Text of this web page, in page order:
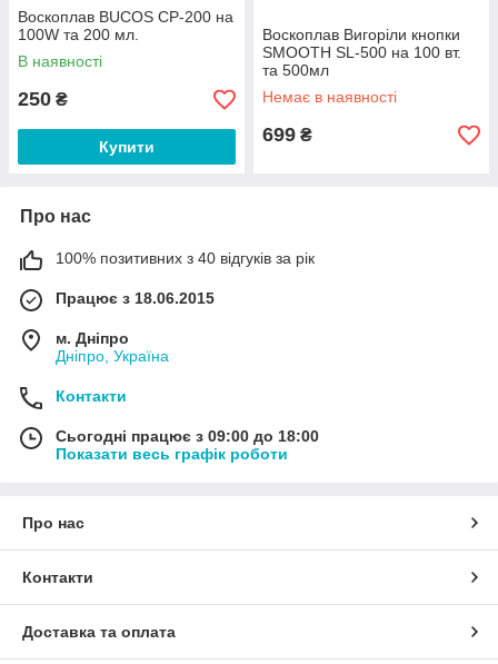
Воскоплав BUCOS CP-200 на
100W та 200 мл.
В наявності
250 ₴
Купити
Воскоплав Вигоріли кнопки
SMOOTH SL-500 на 100 вт.
та 500мл
Немає в наявності
699 ₴
Про нас
100% позитивних з 40 відгуків за рік
Працює з 18.06.2015
м. Дніпро
Дніпро, Україна
Контакти
Сьогодні працює з 09:00 до 18:00
Показати весь графік роботи
Про нас
Контакти
Доставка та оплата